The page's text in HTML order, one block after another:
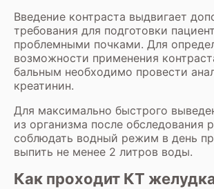
Введение контраста выдвигает
требования для подготовки
проблемными почками. Для
возможности применения
бальным необходимо провести
креатинин.
Для максимально быстрого
из организма после обследования
соблюдать водный режим в день
выпить не менее 2 литров воды.
Как проходит КТ